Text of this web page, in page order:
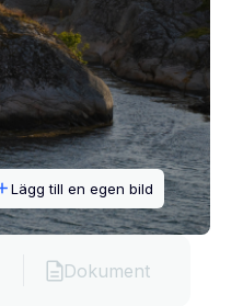
Lägg till en egen bild
Dokument